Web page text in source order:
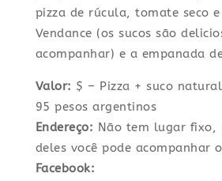
pizza de rúcula, tomate seco
Vendance (os sucos são
acompanhar) e a empanada
Valor: $ – Pizza + suco
95 pesos argentinos
Endereço: Não tem lugar fixo,
deles você pode acompanhar
Facebook: